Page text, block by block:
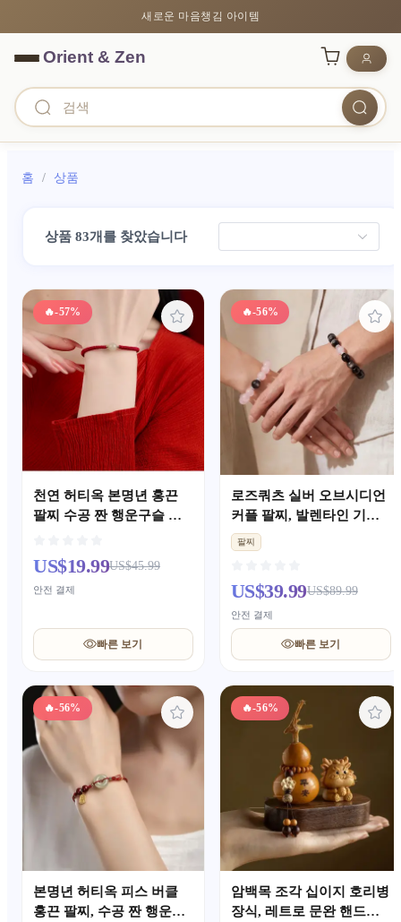
새로운 마음챙김 아이템
홈 / 상품
상품 83개를 찾았습니다
🔥-57%
천연 허티옥 본명년 홍끈
팔찌 수공 짠 행운구슬 팔
US$19.99US$45.99
안전 결제
빠른 보기
🔥-56%
로즈쿼츠 실버 오브시디언
커플 팔찌, 발렌타인 기념
일 선물
팔찌
US$39.99US$89.99
안전 결제
빠른 보기
🔥-56%
본명년 허티옥 피스 버클
홍끈 팔찌, 수공 짠 행운구
🔥-56%
암백목 조각 십이지 호리병
장식, 레트로 문완 핸드소